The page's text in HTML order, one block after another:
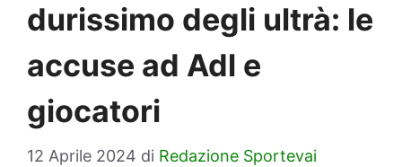
durissimo degli ultrà: le
accuse ad Adl e
giocatori
12 Aprile 2024 di Redazione Sportevai